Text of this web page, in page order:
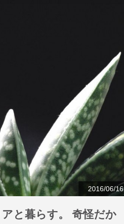
2016/06/16
と暮らす。 奇怪だか